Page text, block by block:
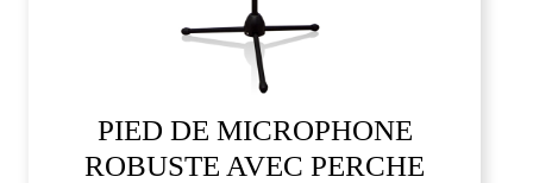
PIED DE MICROPHONE
ROBUSTE AVEC PERCHE